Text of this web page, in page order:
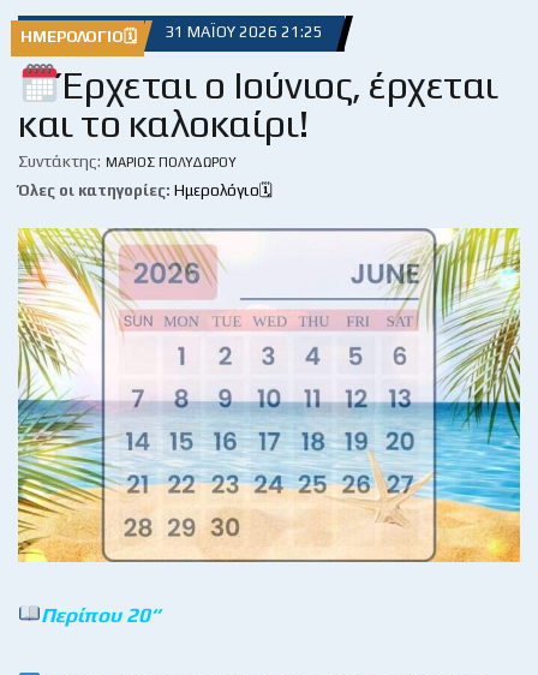
ΗΜΕΡΟΛΌΓΙΟ🗓 31 ΜΑΪ́ΟΥ 2026 21:25
Έρχεται ο Ιούνιος, έρχεται
και το καλοκαίρι!
Συντάκτης: ΜΆΡΙΟΣ ΠΟΛΥΔΏΡΟΥ
Όλες οι κατηγορίες: Ημερολόγιο🗓
Περίπου 20“